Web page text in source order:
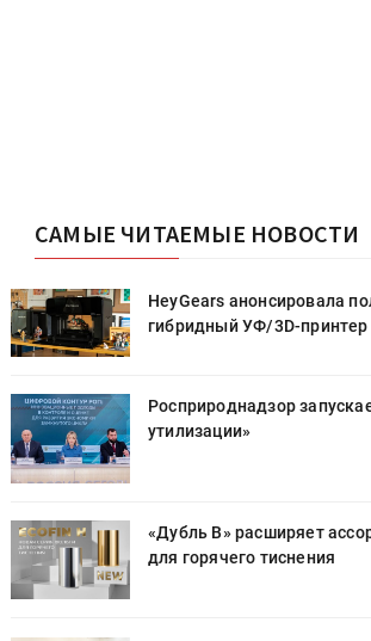
САМЫЕ ЧИТАЕМЫЕ НОВОСТИ
HeyGears анонсировала
гибридный УФ/3D-принтер
Росприроднадзор
утилизации»
«Дубль В» расширяет
для горячего тиснения